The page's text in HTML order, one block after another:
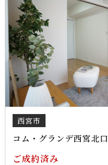
西宮市
コム・グランデ西宮北口
ご成約済み